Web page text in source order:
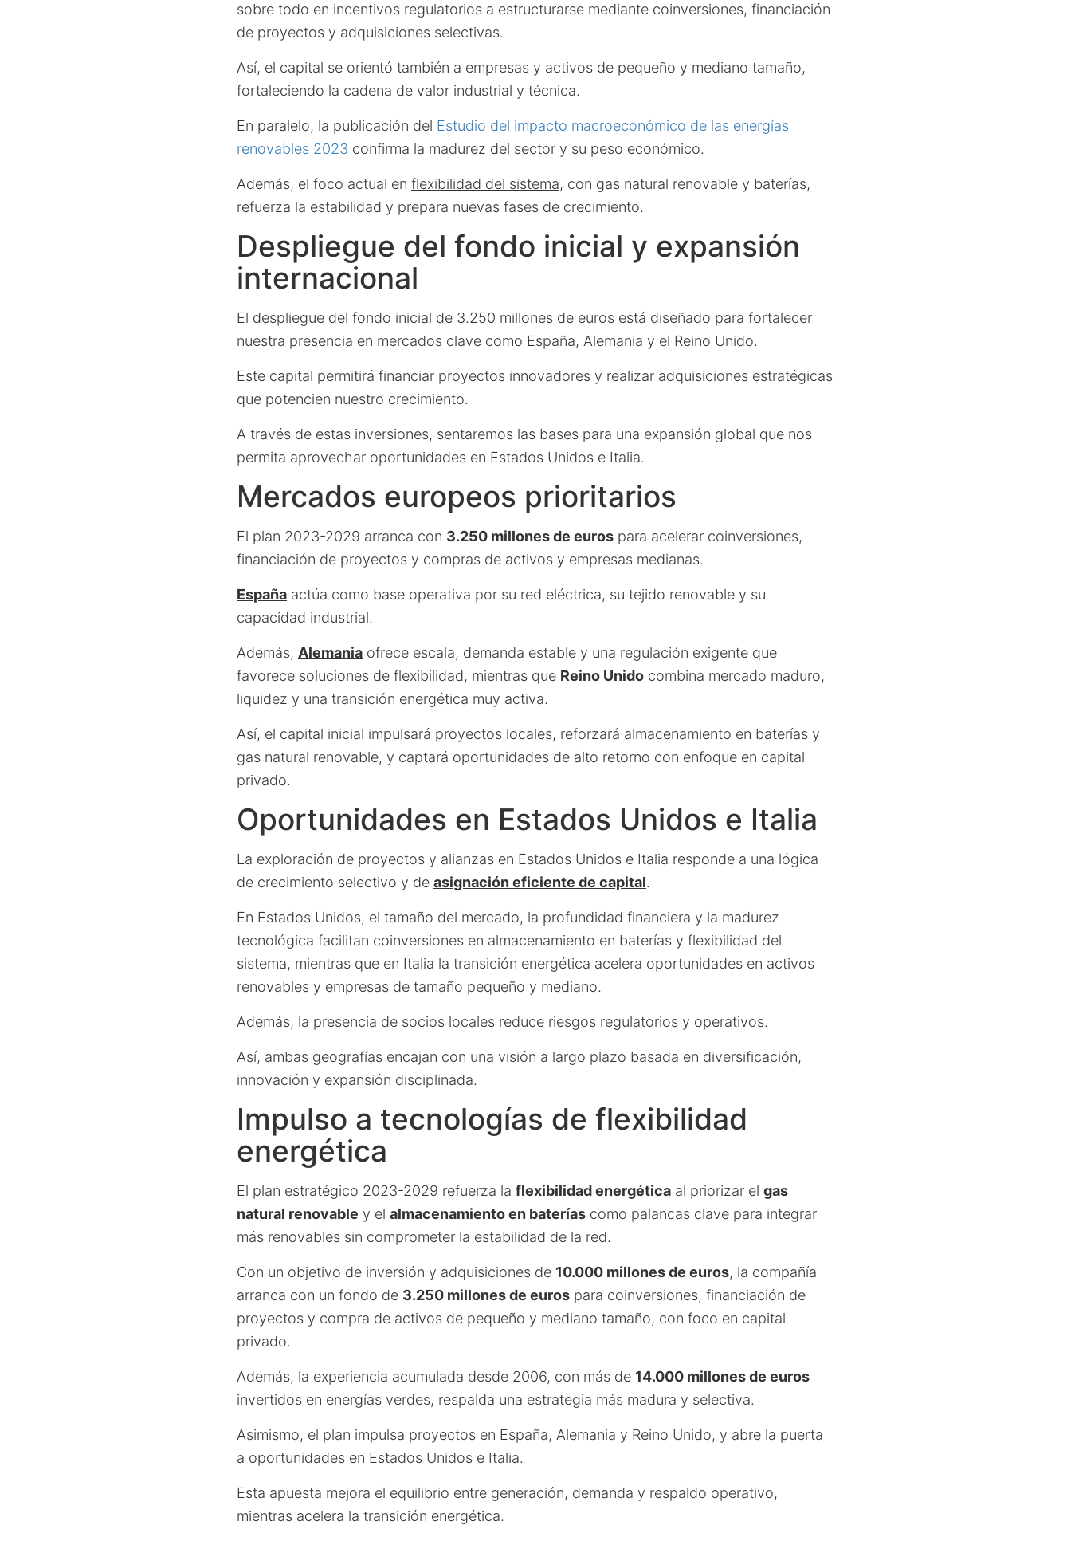
sobre todo en incentivos regulatorios a estructurarse mediante coinversiones, financiación
de proyectos y adquisiciones selectivas.
Así, el capital se orientó también a empresas y activos de pequeño y mediano tamaño,
fortaleciendo la cadena de valor industrial y técnica.
En paralelo, la publicación del Estudio del impacto macroeconómico de las energías
renovables 2023 confirma la madurez del sector y su peso económico.
Además, el foco actual en flexibilidad del sistema, con gas natural renovable y baterías,
refuerza la estabilidad y prepara nuevas fases de crecimiento.
Despliegue del fondo inicial y expansión
internacional
El despliegue del fondo inicial de 3.250 millones de euros está diseñado para fortalecer
nuestra presencia en mercados clave como España, Alemania y el Reino Unido.
Este capital permitirá financiar proyectos innovadores y realizar adquisiciones estratégicas
que potencien nuestro crecimiento.
A través de estas inversiones, sentaremos las bases para una expansión global que nos
permita aprovechar oportunidades en Estados Unidos e Italia.
Mercados europeos prioritarios
El plan 2023-2029 arranca con 3.250 millones de euros para acelerar coinversiones,
financiación de proyectos y compras de activos y empresas medianas.
España actúa como base operativa por su red eléctrica, su tejido renovable y su
capacidad industrial.
Además, Alemania ofrece escala, demanda estable y una regulación exigente que
favorece soluciones de flexibilidad, mientras que Reino Unido combina mercado maduro,
liquidez y una transición energética muy activa.
Así, el capital inicial impulsará proyectos locales, reforzará almacenamiento en baterías y
gas natural renovable, y captará oportunidades de alto retorno con enfoque en capital
privado.
Oportunidades en Estados Unidos e Italia
La exploración de proyectos y alianzas en Estados Unidos e Italia responde a una lógica
de crecimiento selectivo y de asignación eficiente de capital.
En Estados Unidos, el tamaño del mercado, la profundidad financiera y la madurez
tecnológica facilitan coinversiones en almacenamiento en baterías y flexibilidad del
sistema, mientras que en Italia la transición energética acelera oportunidades en activos
renovables y empresas de tamaño pequeño y mediano.
Además, la presencia de socios locales reduce riesgos regulatorios y operativos.
Así, ambas geografías encajan con una visión a largo plazo basada en diversificación,
innovación y expansión disciplinada.
Impulso a tecnologías de flexibilidad
energética
El plan estratégico 2023-2029 refuerza la flexibilidad energética al priorizar el gas
natural renovable y el almacenamiento en baterías como palancas clave para integrar
más renovables sin comprometer la estabilidad de la red.
Con un objetivo de inversión y adquisiciones de 10.000 millones de euros, la compañía
arranca con un fondo de 3.250 millones de euros para coinversiones, financiación de
proyectos y compra de activos de pequeño y mediano tamaño, con foco en capital
privado.
Además, la experiencia acumulada desde 2006, con más de 14.000 millones de euros
invertidos en energías verdes, respalda una estrategia más madura y selectiva.
Asimismo, el plan impulsa proyectos en España, Alemania y Reino Unido, y abre la puerta
a oportunidades en Estados Unidos e Italia.
Esta apuesta mejora el equilibrio entre generación, demanda y respaldo operativo,
mientras acelera la transición energética.